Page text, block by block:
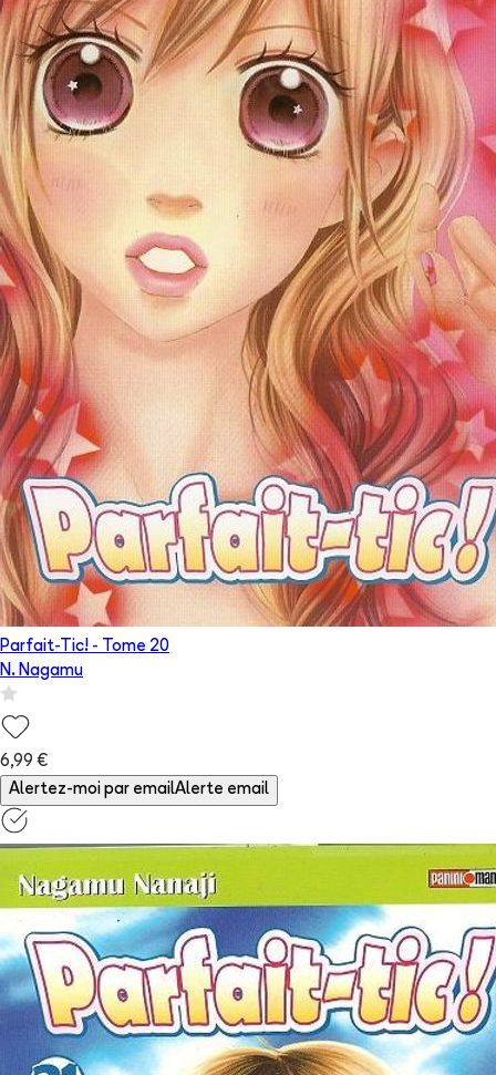
Parfait-Tic! - Tome 20
N. Nagamu
6,99 €
Alertez-moi par emailAlerte email